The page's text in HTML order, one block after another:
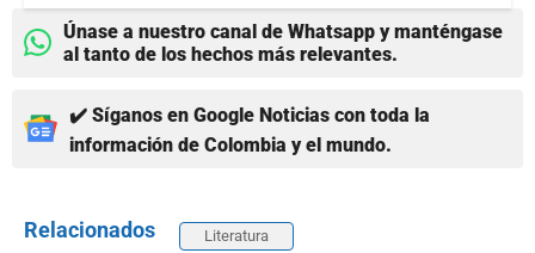
Únase a nuestro canal de Whatsapp y manténgase
al tanto de los hechos más relevantes.
✔️ Síganos en Google Noticias con toda la
información de Colombia y el mundo.
Relacionados Literatura